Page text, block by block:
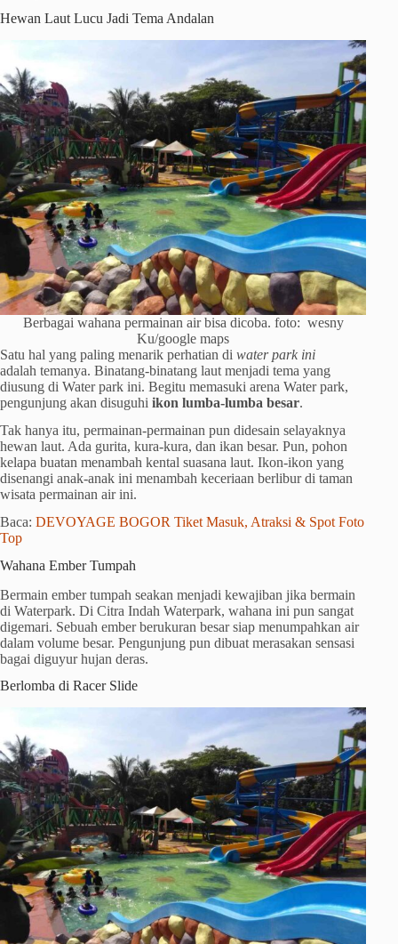
Hewan Laut Lucu Jadi Tema Andalan
Berbagai wahana permainan air bisa dicoba. foto: wesny
Ku/google maps
Satu hal yang paling menarik perhatian di water park ini
adalah temanya. Binatang-binatang laut menjadi tema yang
diusung di Water park ini. Begitu memasuki arena Water park,
pengunjung akan disuguhi ikon lumba-lumba besar.
Tak hanya itu, permainan-permainan pun didesain selayaknya
hewan laut. Ada gurita, kura-kura, dan ikan besar. Pun, pohon
kelapa buatan menambah kental suasana laut. Ikon-ikon yang
disenangi anak-anak ini menambah keceriaan berlibur di taman
wisata permainan air ini.
Baca: DEVOYAGE BOGOR Tiket Masuk, Atraksi & Spot Foto
Top
Wahana Ember Tumpah
Bermain ember tumpah seakan menjadi kewajiban jika bermain
di Waterpark. Di Citra Indah Waterpark, wahana ini pun sangat
digemari. Sebuah ember berukuran besar siap menumpahkan air
dalam volume besar. Pengunjung pun dibuat merasakan sensasi
bagai diguyur hujan deras.
Berlomba di Racer Slide